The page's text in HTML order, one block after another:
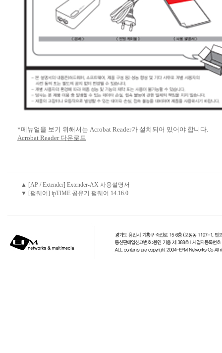
*메뉴얼을 보기 위해서는 Acrobat Reader가 설치되어 있어야 합니다.
Acrobat Reader 다운로드
▲ [AP / Extender] Extender-AX 사용설명서
▼ [펌웨어] ipTIME 공유기 펌웨어 14.16.0